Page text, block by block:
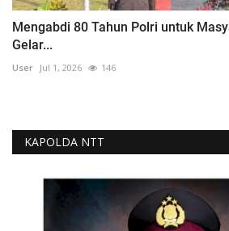
Mengabdi 80 Tahun Polri untuk
Gelar...
User Jul 1, 2026 146
KAPOLDA NTT